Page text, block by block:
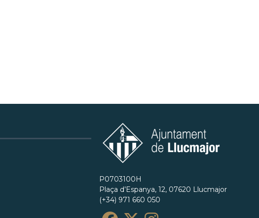
P0703100H
Plaça d’Espanya, 12, 07620 Llucmajor
(+34) 971 660 050